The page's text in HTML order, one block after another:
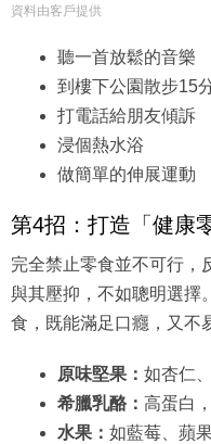
資料由客戶提供
聽一首放鬆的音樂
到樓下公園散步15
打電話給朋友傾訴
浸個熱水浴
做簡單的伸展運動
第4招：打造「健康
完全禁止零食並不可行，
與其壓抑，不如聰明選擇
食，既能滿足口癮，又不
原味堅果： 如杏仁
希臘乳酪： 高蛋白
水果： 如藍莓、蘋